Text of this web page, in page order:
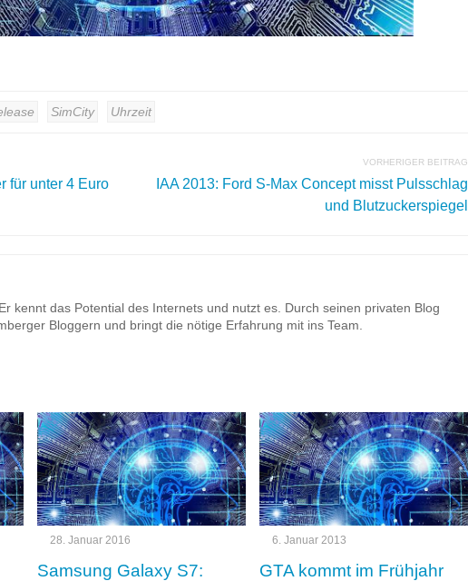
SimCity Uhrzeit
für unter 4 Euro
VORHERIGER BEITRAG
IAA 2013: Ford S-Max Concept misst Pulsschlag
und Blutzuckerspiegel
kennt das Potential des Internets und nutzt es. Durch seinen privaten Blog
Bloggern und bringt die nötige Erfahrung mit ins Team.
28. Januar 2016
Samsung Galaxy S7:
6. Januar 2013
GTA kommt im Frühjahr